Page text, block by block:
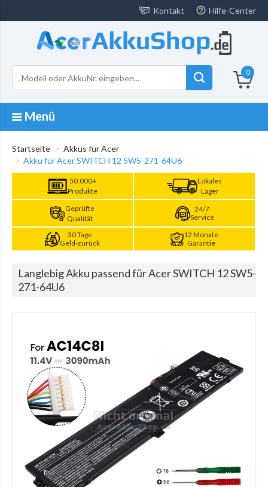
Kontakt Hilfe-Center
0
Menü
Startseite
Akkus für Acer
Akku für Acer SWITCH 12 SW5-271-64U6
50.000+
Produkte
Lokales
Lager
Geprüfte
Qualität
24/7
Service
30 Tage
Geld-zurück
12 Monate
Garantie
Langlebig Akku passend für Acer SWITCH 12 SW5-
271-64U6